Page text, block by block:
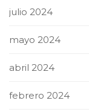
julio 2024
mayo 2024
abril 2024
febrero 2024